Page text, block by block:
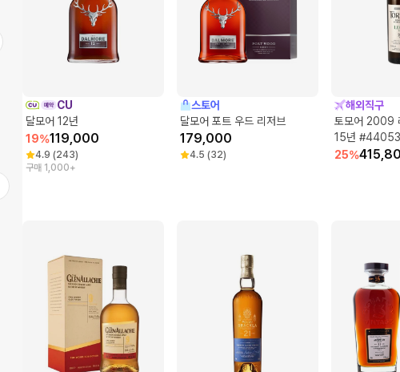
CU
달모어 12년
19%119,000
4.9 (243)
구매 1,000+
스토어
달모어 포트 우드 리저브
179,000
4.5 (32)
해외직구
토모어 2009
15년 #44053
25%